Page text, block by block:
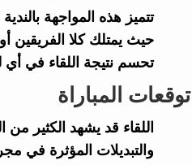
تتميز هذه المواجهة
حيث يمتلك كلا الفريقين
تحسم نتيجة اللقاء في
توقعات المباراة
اللقاء قد يشهد الكثير من
والتبديلات المؤثرة في